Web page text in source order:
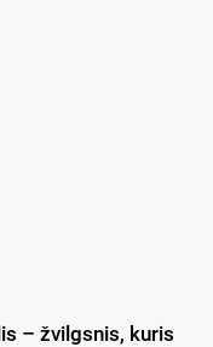
– žvilgsnis, kuris